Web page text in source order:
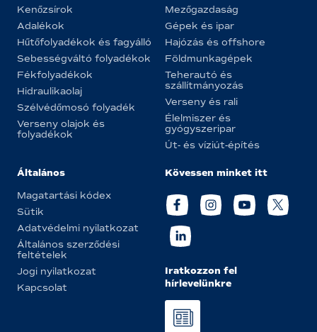
Kenőzsírok
Adalékok
Hűtőfolyadékok és fagyálló
Sebességváltó folyadékok
Fékfolyadékok
Hidraulikaolaj
Szélvédőmosó folyadék
Verseny olajok és
folyadékok
Mezőgazdaság
Gépek és ipar
Hajózás és offshore
Földmunkagépek
Teherautó és
szállítmányozás
Verseny és rali
Élelmiszer és
gyógyszeripar
Út- és víziút-építés
Általános
Magatartási kódex
Sütik
Adatvédelmi nyilatkozat
Általános szerződési
feltételek
Jogi nyilatkozat
Kapcsolat
Kövessen minket itt
Iratkozzon fel
hírlevelünkre